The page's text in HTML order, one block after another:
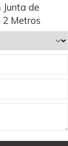
Junta de
Metros